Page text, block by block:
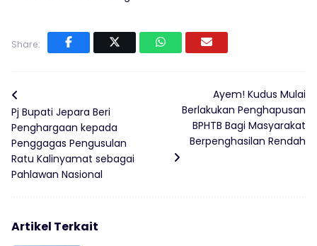
Share:
Pj Bupati Jepara Beri
Penghargaan kepada
Penggagas Pengusulan
Ratu Kalinyamat sebagai
Pahlawan Nasional
Ayem! Kudus Mulai
Berlakukan Penghapusan
BPHTB Bagi Masyarakat
Berpenghasilan Rendah
Artikel Terkait